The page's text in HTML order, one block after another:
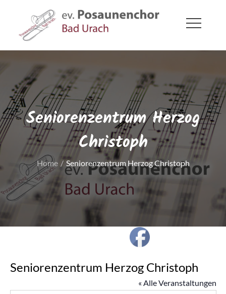
content
ev. Posaunenchor Bad Urach
Bad Urach
Seniorenzentrum Herzog
Christoph
Home Seniorenzentrum Herzog Christoph
Seniorenzentrum Herzog Christoph
« Alle Veranstaltungen